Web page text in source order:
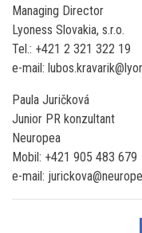
Managing Director
Lyoness Slovakia, s.r.o.
Tel.: +421 2 321 322 19
e-mail:
Paula Juričková
Junior PR konzultant
Neuropea
Mobil: +421 905 483 679
e-mail: